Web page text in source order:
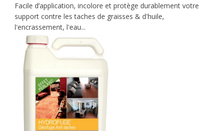
Facile d’application, incolore et protège durablement votre
support contre les taches de graisses & d'huile,
l'encrassement, l'eau...